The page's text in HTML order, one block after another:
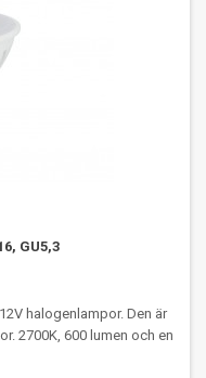
GU5,3
halogenlampor. Den är
2700K, 600 lumen och en